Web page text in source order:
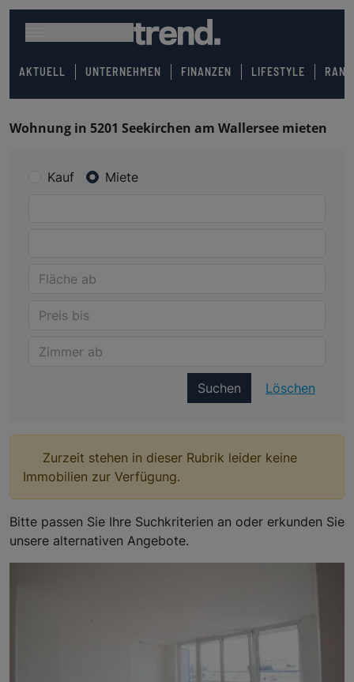
AKTUELL UNTERNEHMEN FINANZEN LIFESTYLE
Wohnung in 5201 Seekirchen am Wallersee mieten
Kauf Miete
Suchen Löschen
Zurzeit stehen in dieser Rubrik leider keine
Immobilien zur Verfügung.
Bitte passen Sie Ihre Suchkriterien an oder erkunden Sie
unsere alternativen Angebote.